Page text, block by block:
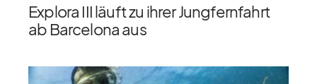
Explora III läuft zu ihrer Jungfernfahrt
ab Barcelona aus